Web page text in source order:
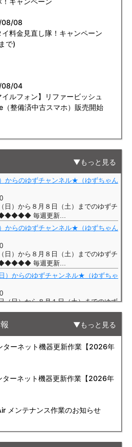
08
イ料金見直し隊！キャンペーン
で)
08/04
イルフォン】リファービッシュ
（整備済中古スマホ）販売開始
もっと見る
もっと見る
ーネット機器更新作業【2026年
ーネット機器更新作業【2026年
メンテナンス作業のお知らせ